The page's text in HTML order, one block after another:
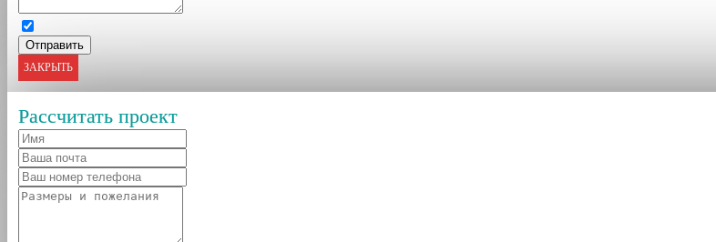
ЗАКРЫТЬ
Рассчитать проект